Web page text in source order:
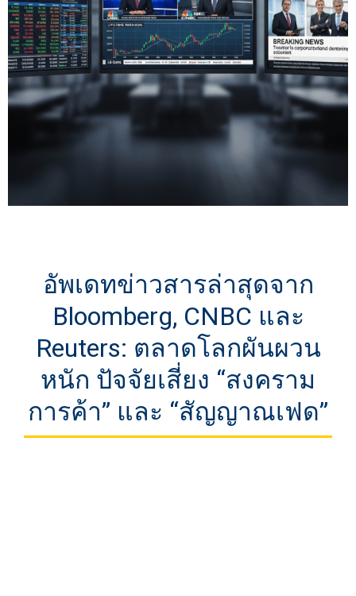
อัพเดทข่าวสารล่าสุดจาก
Bloomberg, CNBC และ
Reuters: ตลาดโลกผันผวน
หนัก ปัจจัยเสี่ยง “สงคราม
การค้า” และ “สัญญาณเฟด”